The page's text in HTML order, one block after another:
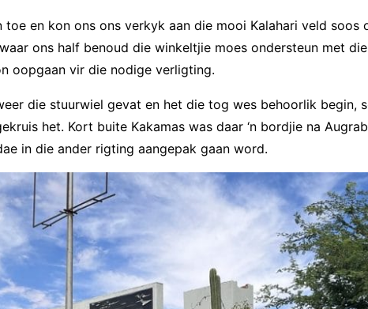
toe en kon ons ons verkyk aan die mooi Kalahari veld
ons half benoud die winkeltjie moes ondersteun met
oopgaan vir die nodige verligting.
die stuurwiel gevat en het die tog wes behoorlik begin,
het. Kort buite Kakamas was daar ‘n bordjie na
in die ander rigting aangepak gaan word.